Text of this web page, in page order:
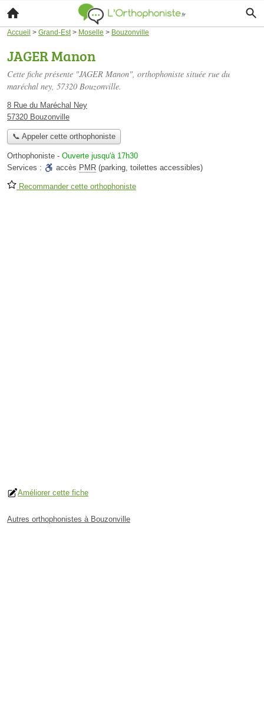
Accueil > Grand-Est> Moselle > Bouzonville
JAGER Manon
Cette fiche présente "JAGER Manon", orthophoniste située rue du
maréchal ney, 57320 Bouzonville.
8 Rue du Maréchal Ney
57320 Bouzonville
📞 Appeler cette orthophoniste
Orthophoniste - Ouverte jusqu'à 17h30
Services :
accès PMR (parking, toilettes accessibles)
Recommander cette orthophoniste
Améliorer cette fiche
Autres orthophonistes à Bouzonville